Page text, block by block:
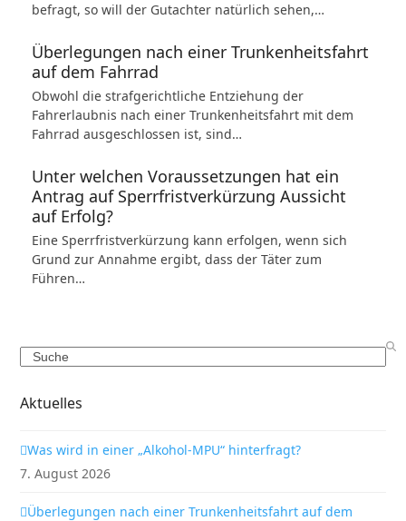
befragt, so will der Gutachter natürlich sehen,…
Überlegungen nach einer Trunkenheitsfahrt
auf dem Fahrrad
Obwohl die strafgerichtliche Entziehung der
Fahrerlaubnis nach einer Trunkenheitsfahrt mit dem
Fahrrad ausgeschlossen ist, sind…
Unter welchen Voraussetzungen hat ein
Antrag auf Sperrfristverkürzung Aussicht
auf Erfolg?
Eine Sperrfristverkürzung kann erfolgen, wenn sich
Grund zur Annahme ergibt, dass der Täter zum
Führen…
Search
Aktuelles
Was wird in einer „Alkohol-MPU“ hinterfragt?
7. August 2026
Überlegungen nach einer Trunkenheitsfahrt auf dem